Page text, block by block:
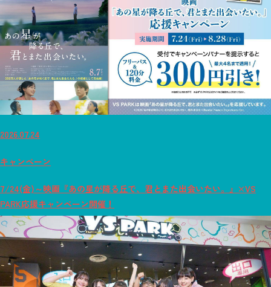
2026.07.24
キャンペーン
7/24(金)～映画『あの星が降る丘で、君とまた出会いたい。』×VS
PARK応援キャンペーン開催！